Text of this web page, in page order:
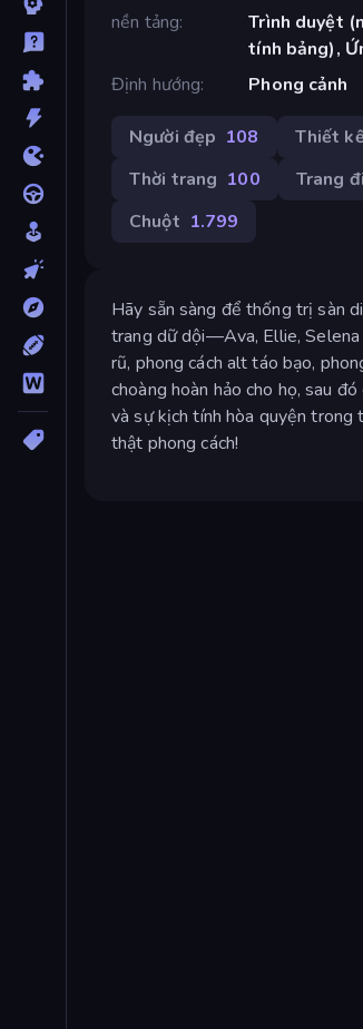
nền tảng
Trình duyệt
tính bảng),
Định hướng
Phong cảnh
Người đẹp 108 Thiết
Thời trang 100 Trang
Chuột 1.799
Hãy sẵn sàng để thống trị sàn
trang dữ dội—Ava, Ellie,
rũ, phong cách alt táo bạo,
choàng hoàn hảo cho họ, sau
và sự kịch tính hòa quyện
thật phong cách!